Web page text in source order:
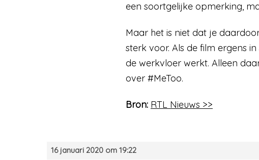
een soortgelijke opmerking,
Maar het is niet dat je
sterk voor. Als de film ergens
de werkvloer werkt. Alleen
over #MeToo.
Bron: RTL Nieuws >>
16 januari 2020 om 19:22